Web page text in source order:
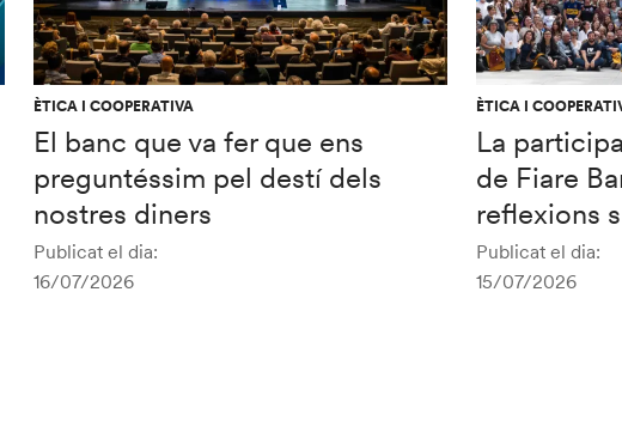
ÈTICA I COOPERATIVA
El banc que va fer que ens
preguntéssim pel destí dels
nostres diners
Publicat el dia:
16/07/2026
ÈTICA I
La
de Fiare
reflexions
Publicat el dia:
15/07/2026